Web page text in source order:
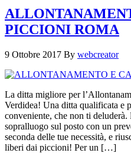
PICCIONI ROMA
9 Ottobre 2017 By webcreator
La ditta migliore per
Verdidea! Una ditta qualificata e
conveniente, che non ti
sopralluogo sul posto con un
seconda delle tue necessità, e
liberi dai piccioni! Per un […]